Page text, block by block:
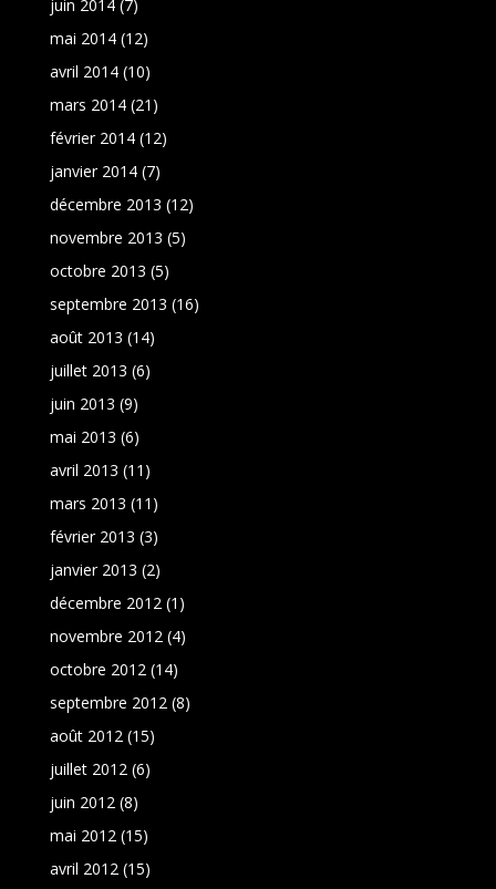
juin 2014(7)
mai 2014(12)
avril 2014(10)
mars 2014(21)
février 2014(12)
janvier 2014(7)
décembre 2013 (12)
novembre 2013 (5)
octobre 2013 (5)
septembre 2013 (16)
août 2013 (14)
juillet 2013 (6)
juin 2013 (9)
mai 2013 (6)
avril 2013 (11)
mars 2013 (11)
février 2013 (3)
janvier 2013 (2)
décembre 2012 (1)
novembre 2012 (4)
octobre 2012 (14)
septembre 2012 (8)
août 2012 (15)
juillet 2012 (6)
juin 2012 (8)
mai 2012 (15)
avril 2012 (15)